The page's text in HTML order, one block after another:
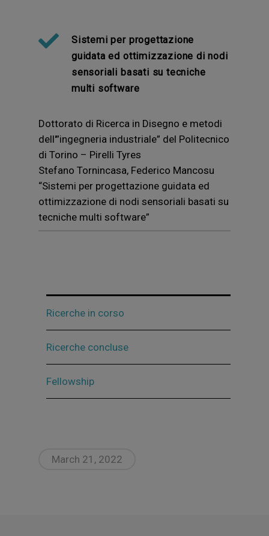
Sistemi per progettazione
guidata ed ottimizzazione di nodi
sensoriali basati su tecniche
multi software
Dottorato di Ricerca in Disegno e metodi
dell'”ingegneria industriale” del Politecnico
di Torino – Pirelli Tyres
Stefano Tornincasa, Federico Mancosu
“Sistemi per progettazione guidata ed
ottimizzazione di nodi sensoriali basati su
tecniche multi software”
Ricerche in corso
Ricerche concluse
Fellowship
March 21, 2022